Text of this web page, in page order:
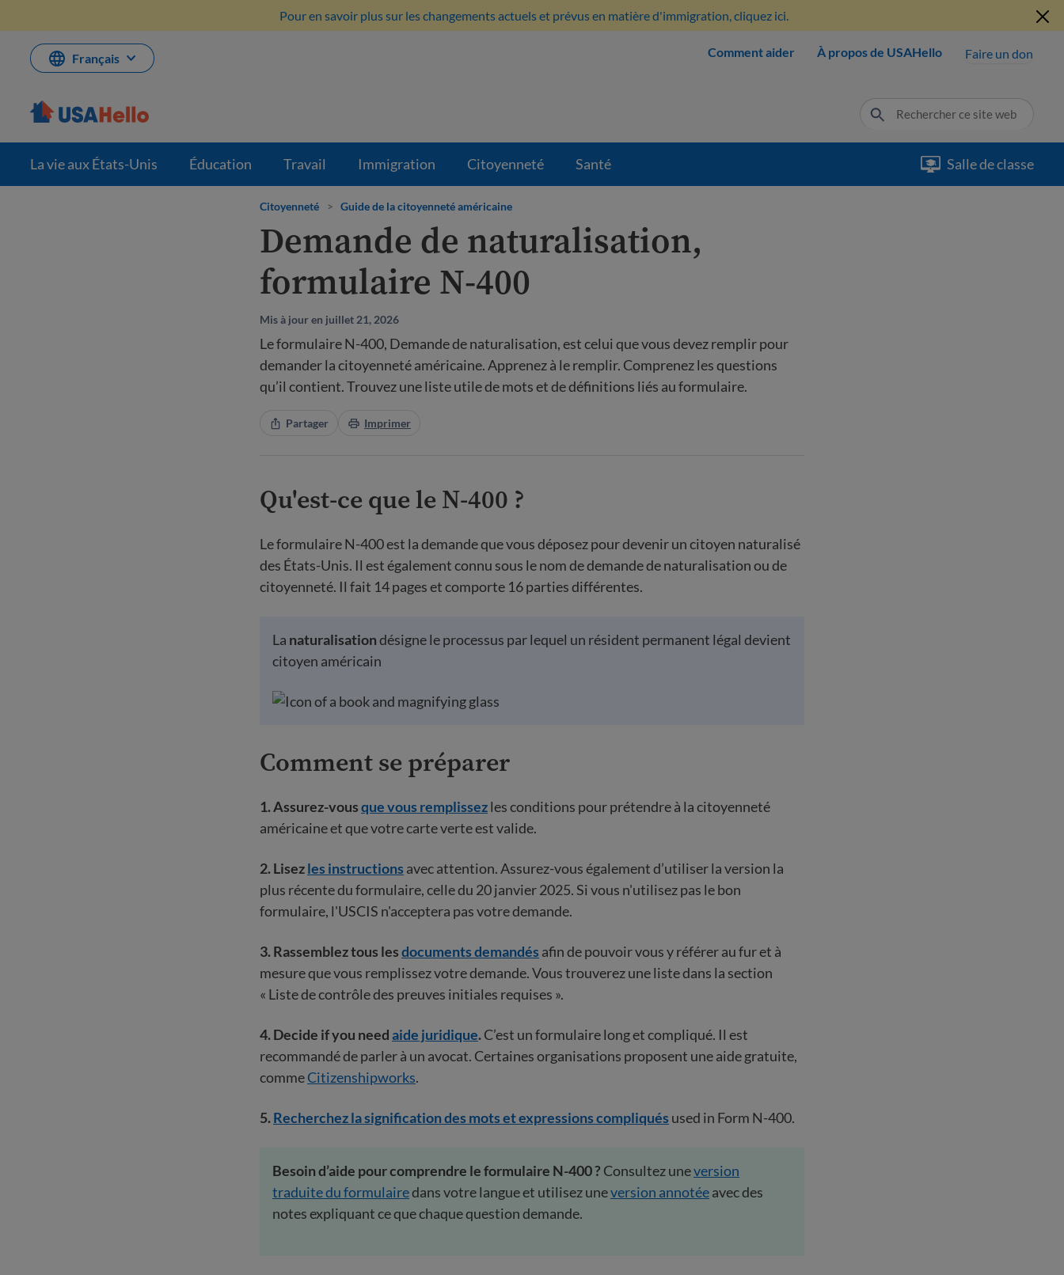
contenu
Pour en savoir plus sur les changements actuels et prévus en matière d'immigration, cliquez ici.
Français Comment aider À propos de USAHello Faire un don
La vie aux États-Unis Éducation Travail Immigration Citoyenneté Santé Salle de classe
Citoyenneté > Guide de la citoyenneté américaine
Demande de naturalisation,
formulaire N-400
Mis à jour en juillet 21, 2026
Le formulaire N-400, Demande de naturalisation, est celui que vous devez remplir pour
demander la citoyenneté américaine. Apprenez à le remplir. Comprenez les questions
qu’il contient. Trouvez une liste utile de mots et de définitions liés au formulaire.
Partager Imprimer
Qu'est-ce que le N-400 ?
Le formulaire N-400 est la demande que vous déposez pour devenir un citoyen naturalisé
des États-Unis. Il est également connu sous le nom de demande de naturalisation ou de
citoyenneté. Il fait 14 pages et comporte 16 parties différentes.
La naturalisationdésigne le processus par lequel un résident permanent légal devient
citoyen américain
Comment se préparer
1.Assurez-vousque vous remplissezles conditions pour prétendre à la citoyenneté
américaine et que votre carte verte est valide.
2.Lisezles instructions avec attention. Assurez-vous également d’utiliser la version la
plus récente du formulaire, celle du 20 janvier 2025. Si vous n'utilisez pas le bon
formulaire, l'USCIS n'acceptera pas votre demande.
3. Rassemblez tous lesdocuments demandés afin de pouvoir vous y référer au fur et à
mesure que vous remplissez votre demande. Vous trouverez une liste dans la section
« Liste de contrôle des preuves initiales requises ».
4.Decide if you needaide juridique.C’est un formulaire long et compliqué. Il est
recommandé de parler à un avocat. Certaines organisations proposent une aide gratuite,
commeCitizenshipworks.
5.Recherchez la signification des mots et expressions compliqués used in Form N-400.
Besoin d’aide pour comprendre le formulaire N-400 ? Consultez uneversion
traduite du formulairedans votre langue et utilisez uneversion annotéeavec des
notes expliquant ce que chaque question demande.